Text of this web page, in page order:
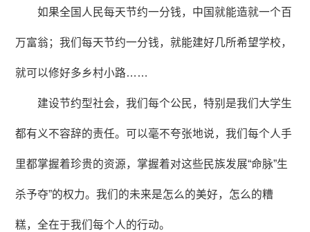
如果全国人民每天节约一分钱，中国就能造就一个百
万富翁；我们每天节约一分钱，就能建好几所希望学校，
就可以修好多乡村小路……
建设节约型社会，我们每个公民，特别是我们大学生
都有义不容辞的责任。可以毫不夸张地说，我们每个人手
里都掌握着珍贵的资源，掌握着对这些民族发展“命脉”生
杀予夺”的权力。我们的未来是怎么的美好，怎么的糟
糕，全在于我们每个人的行动。